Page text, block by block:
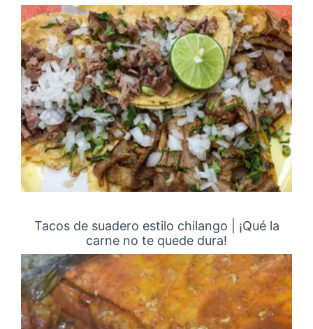
Tacos de suadero estilo chilango | ¡Qué la
carne no te quede dura!